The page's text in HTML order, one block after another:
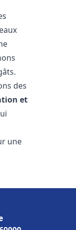
des
et
une